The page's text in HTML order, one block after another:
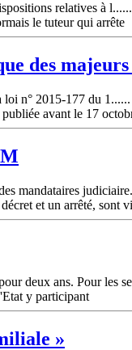
relatives à
le tuteur qui arrête
des majeurs
n° 2015-177 du 1......
avant le 17
mandataires
et un arrêté, sont
deux ans. Pour les
y participant
»